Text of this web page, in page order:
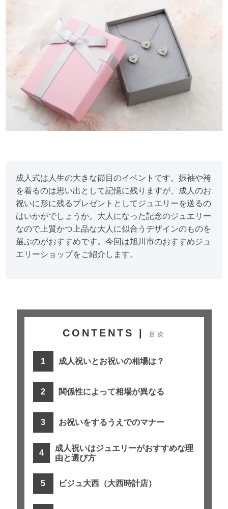
成人式は人生の大きな節目のイベントです。振袖や袴
を着るのは思い出として記憶に残りますが、成人のお
祝いに形に残るプレゼントとしてジュエリーを送るの
はいかがでしょうか。大人になった記念のジュエリー
なので上質かつ上品な大人に似合うデザインのものを
選ぶのがおすすめです。今回は旭川市のおすすめジュ
エリーショップをご紹介します。
CONTENTS | 目次
成人祝いとお祝いの相場は？
関係性によって相場が異なる
お祝いをするうえでのマナー
成人祝いはジュエリーがおすすめな理
由と選び方
ビジュ大西（大西時計店）